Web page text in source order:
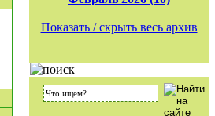
Показать / скрыть весь архив